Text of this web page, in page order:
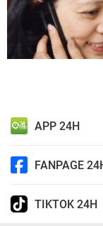
APP 24H
FANPAGE
TIKTOK 24H